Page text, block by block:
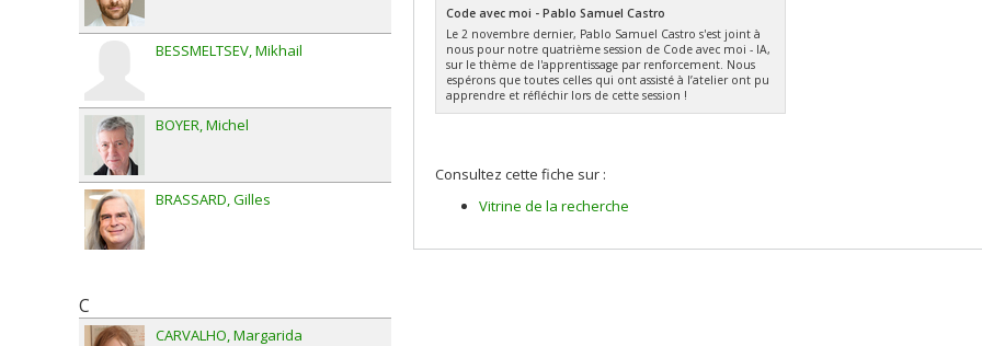
Code avec moi - Pablo Samuel Castro
Le 2 novembre dernier, Pablo Samuel Castro s'est joint à
nous pour notre quatrième session de Code avec moi - IA,
sur le thème de l'apprentissage par renforcement. Nous
espérons que toutes celles qui ont assisté à l’atelier ont pu
apprendre et réfléchir lors de cette session !
Consultez cette fiche sur :
Vitrine de la recherche
BESSMELTSEV Mikhail
BOYER Michel
BRASSARD Gilles
C
CARVALHO Margarida